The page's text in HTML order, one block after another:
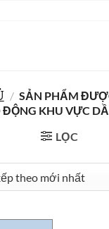
/ SẢN PHẨM
ĐỘNG KHU VỰC
LỌC